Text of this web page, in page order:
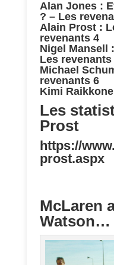
Alan Jones :
? – Les
Alain Prost :
revenants 4
Nigel Mansell
Les revenants
Michael
revenants 6
Kimi
Les
Prost
https://
prost.aspx
McLaren
Watson…